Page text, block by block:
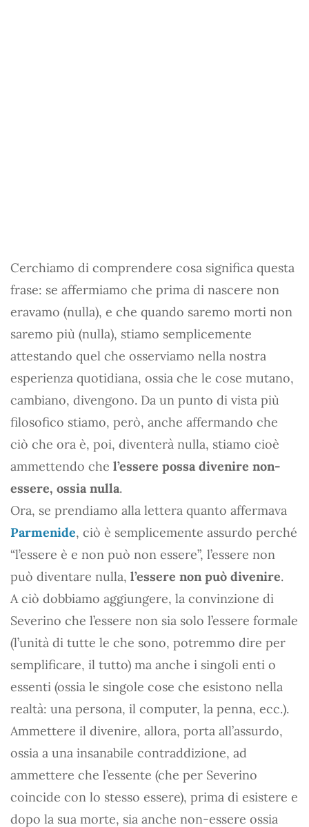
Cerchiamo di comprendere cosa significa questa
frase: se affermiamo che prima di nascere non
eravamo (nulla), e che quando saremo morti non
saremo più (nulla), stiamo semplicemente
attestando quel che osserviamo nella nostra
esperienza quotidiana, ossia che le cose mutano,
cambiano, divengono. Da un punto di vista più
filosofico stiamo, però, anche affermando che
ciò che ora è, poi, diventerà nulla, stiamo cioè
ammettendo che l’essere possa divenire non-
essere, ossia nulla.
Ora, se prendiamo alla lettera quanto affermava
Parmenide, ciò è semplicemente assurdo perché
“l’essere è e non può non essere”, l’essere non
può diventare nulla, l’essere non può divenire.
A ciò dobbiamo aggiungere, la convinzione di
Severino che l’essere non sia solo l’essere formale
(l’unità di tutte le che sono, potremmo dire per
semplificare, il tutto) ma anche i singoli enti o
essenti (ossia le singole cose che esistono nella
realtà: una persona, il computer, la penna, ecc.).
Ammettere il divenire, allora, porta all’assurdo,
ossia a una insanabile contraddizione, ad
ammettere che l’essente (che per Severino
coincide con lo stesso essere), prima di esistere e
dopo la sua morte, sia anche non-essere ossia